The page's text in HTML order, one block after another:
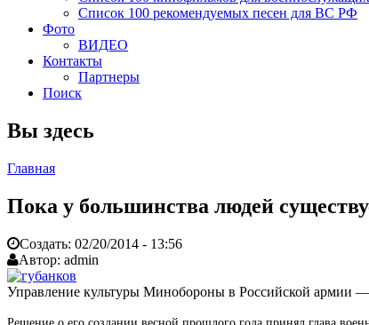
Список 100 рекомендуемых песен для ВС РФ
Фото
ВИДЕО
Контакты
Партнеры
Поиск
Вы здесь
Главная
Пока у большинства людей
Создать: 02/20/2014 - 13:56
Автор: admin
Управление культуры Минобороны в Российской армии —